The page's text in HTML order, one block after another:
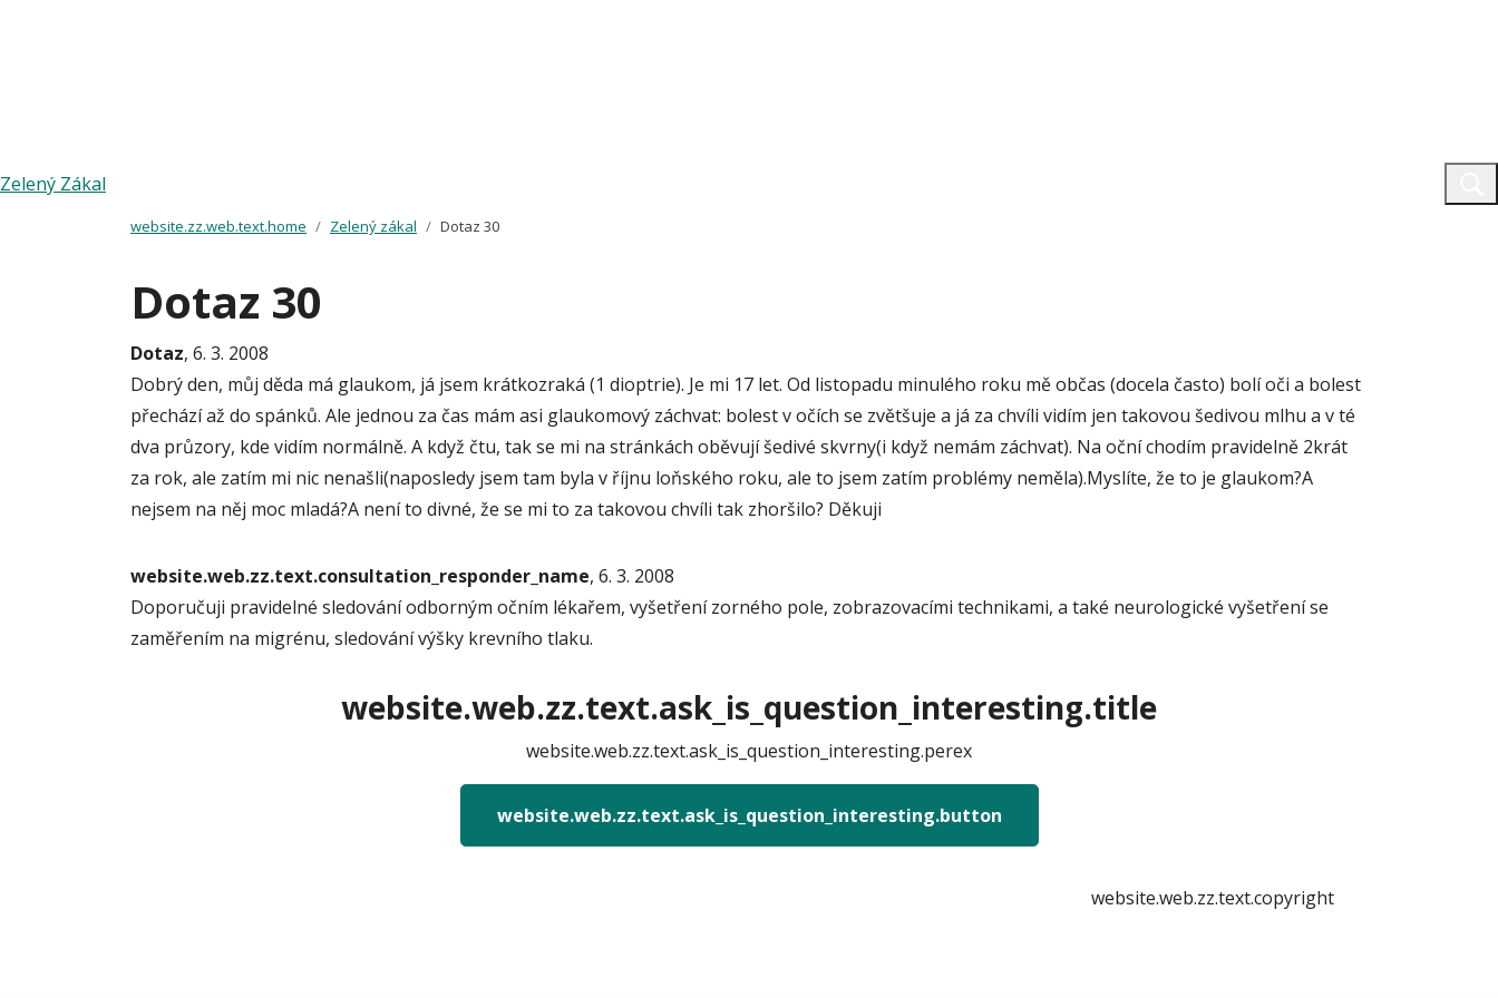
Zelený Zákal
website.zz.web.text.home Zelený zákal Dotaz 30
Dotaz 30
Dotaz, 6. 3. 2008
Dobrý den, můj děda má glaukom, já jsem krátkozraká (1 dioptrie). Je mi 17 let. Od listopadu minulého roku mě občas (docela často) bolí oči a bolest
přechází až do spánků. Ale jednou za čas mám asi glaukomový záchvat: bolest v očích se zvětšuje a já za chvíli vidím jen takovou šedivou mlhu a v té
dva průzory, kde vidím normálně. A když čtu, tak se mi na stránkách oběvují šedivé skvrny(i když nemám záchvat). Na oční chodím pravidelně 2krát
za rok, ale zatím mi nic nenašli(naposledy jsem tam byla v říjnu loňského roku, ale to jsem zatím problémy neměla).Myslíte, že to je glaukom?A
nejsem na něj moc mladá?A není to divné, že se mi to za takovou chvíli tak zhoršilo? Děkuji
website.web.zz.text.consultation_responder_name, 6. 3. 2008
Doporučuji pravidelné sledování odborným očním lékařem, vyšetření zorného pole, zobrazovacími technikami, a také neurologické vyšetření se
zaměřením na migrénu, sledování výšky krevního tlaku.
website.web.zz.text.ask_is_question_interesting.title
website.web.zz.text.ask_is_question_interesting.perex
website.web.zz.text.ask_is_question_interesting.button
website.web.zz.text.copyright